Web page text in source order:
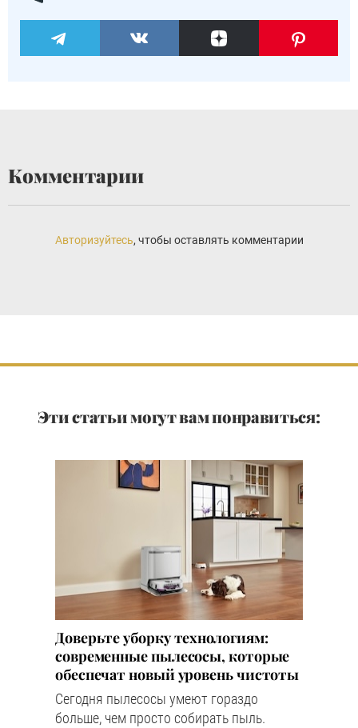
Комментарии
Авторизуйтесь, чтобы оставлять комментарии
Эти статьи могут вам понравиться:
Доверьте уборку технологиям:
современные пылесосы, которые
обеспечат новый уровень чистоты
Сегодня пылесосы умеют гораздо
больше, чем просто собирать пыль.